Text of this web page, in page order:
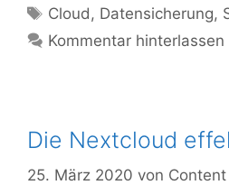
Schlagwörter
Cloud, Datensicherung,
Kommentar hinterlassen
Die Nextcloud
25. März 2020 von